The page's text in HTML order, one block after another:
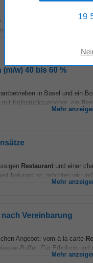
von kalten und
Arbeitsabläufe,
w) 40 bis 60 %
in Basel und ein
Frühstücksangebot, ein
Mehr
Restaurant und einer
bekannt ist, möchten wir und
Mehr
Vereinbarung
Angebot: vom à-la-carte-
Buffet. Für Erholung und
Mehr
19